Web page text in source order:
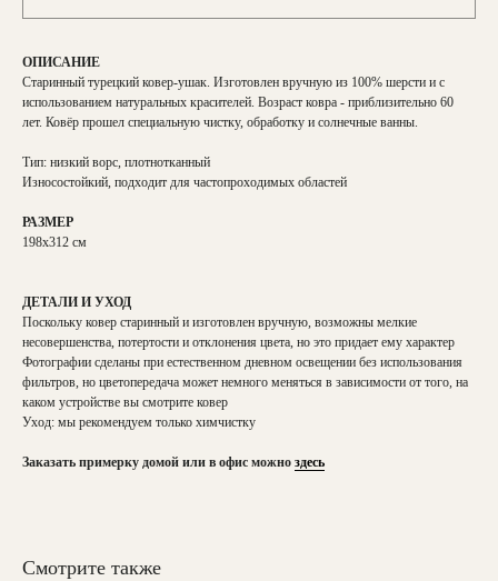
ОПИСАНИЕ
Старинный турецкий ковер-ушак. Изготовлен вручную из 100% шерсти и с
использованием натуральных красителей. Возраст ковра - приблизительно 60
лет. Ковёр прошел специальную чистку, обработку и солнечные ванны.
Тип: низкий ворс, плотнотканный
Износостойкий, подходит для частопроходимых областей
РАЗМЕР
198х312 см
ДЕТАЛИ И УХОД
Поскольку ковер старинный и изготовлен вручную, возможны мелкие
несовершенства, потертости и отклонения цвета, но это придает ему характер
Фотографии сделаны при естественном дневном освещении без использования
фильтров, но цветопередача может немного меняться в зависимости от того, на
каком устройстве вы смотрите ковер
Уход: мы рекомендуем только химчистку
Заказать примерку домой или в офис можно здесь
Смотрите также